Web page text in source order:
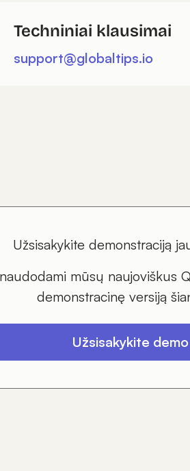
Techniniai klausimai
support@globaltips.io
Užsisakykite demonstraciją
mūsų naujoviškus
demonstracinę versiją
Užsisakykite demo